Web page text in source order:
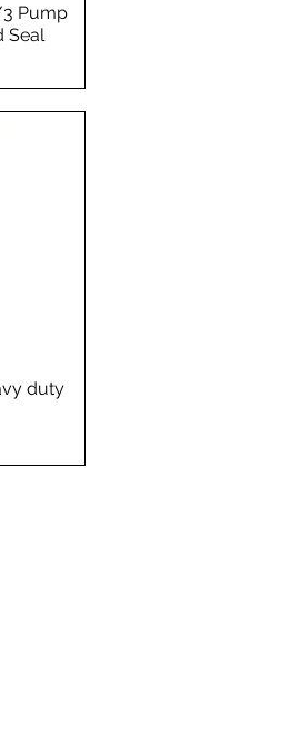
Pump
Seal
duty